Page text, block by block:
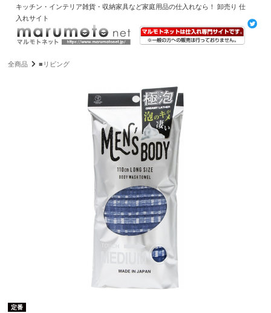
キッチン・インテリア雑貨・収納家具など家庭用品の仕入れなら！ 卸売り 仕
入れサイト
全商品 ■リビング
定番